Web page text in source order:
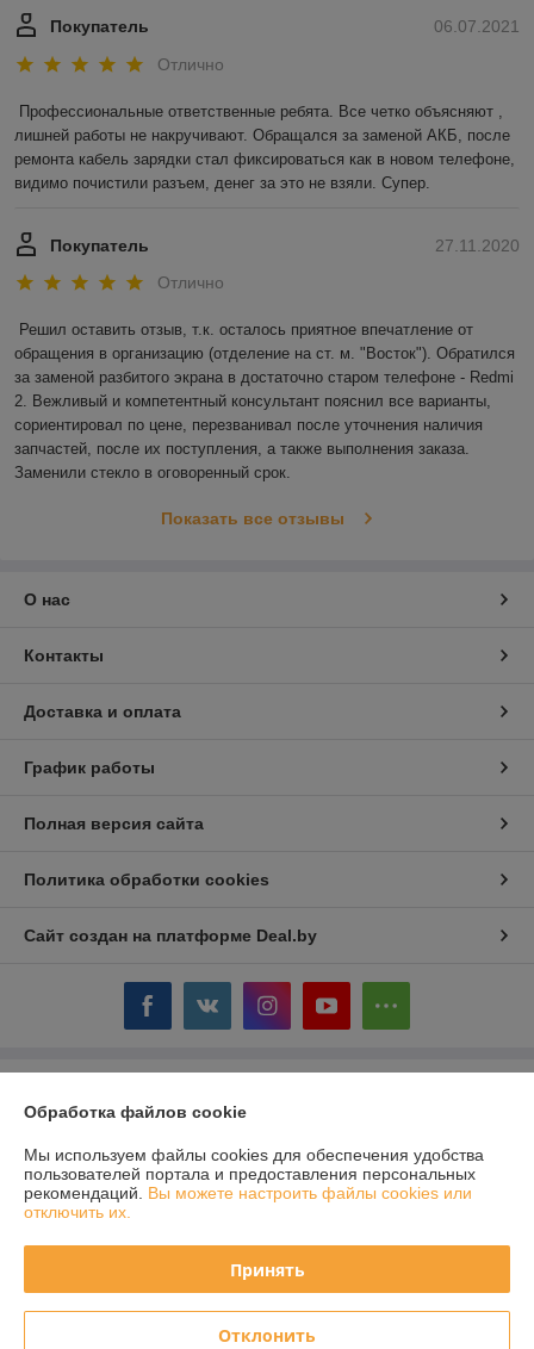
06.07.2021
Покупатель
Отлично
Профессиональные ответственные ребята. Все четко объясняют ,
лишней работы не накручивают. Обращался за заменой АКБ, после
ремонта кабель зарядки стал фиксироваться как в новом телефоне,
видимо почистили разъем, денег за это не взяли. Супер.
27.11.2020
Покупатель
Отлично
Решил оставить отзыв, т.к. осталось приятное впечатление от
обращения в организацию (отделение на ст. м. "Восток"). Обратился
за заменой разбитого экрана в достаточно старом телефоне - Redmi
2. Вежливый и компетентный консультант пояснил все варианты,
сориентировал по цене, перезванивал после уточнения наличия
запчастей, после их поступления, а также выполнения заказа.
Заменили стекло в оговоренный срок.
Показать все отзывы
О нас
Контакты
Доставка и оплата
График работы
Полная версия сайта
Политика обработки cookies
Сайт создан на платформе Deal.by
220114, Республика Беларусь, г. Минск, пр. Независимости, 131, корп.1
Регистрационный номер ЕГР: 192751348
Регистрационный орган: Минский городской исполнительный комитет
Местонахождение книги жалоб и предложений: пр. Независимости,
Обработка файлов cookie
Мы используем файлы cookies для обеспечения удобства
пользователей портала и предоставления персональных
рекомендаций. Вы можете настроить файлы cookies или
отключить их.
Принять
Отклонить